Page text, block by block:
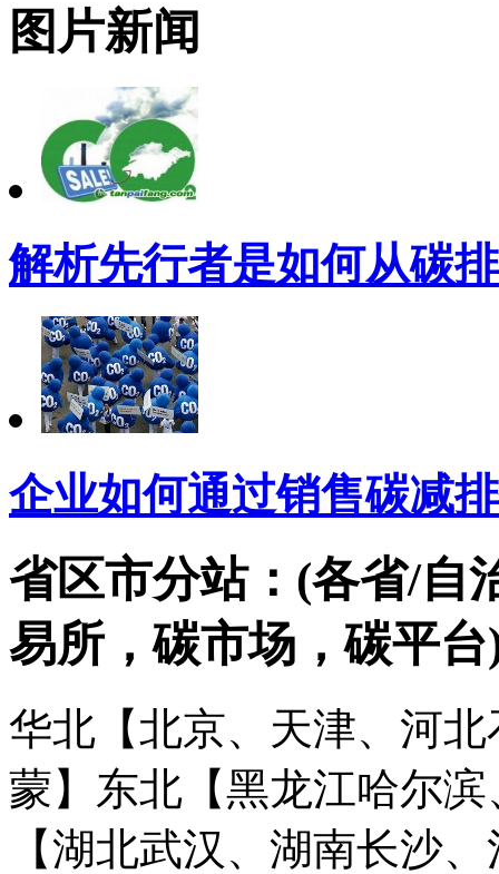
图片新闻
解析先行者是如何从碳
企业如何通过销售碳减
省区市分站：(各省/自
易所，碳市场，碳平台
华北【北京、天津、河
蒙】 东北【黑龙江哈尔
【湖北武汉、湖南长沙